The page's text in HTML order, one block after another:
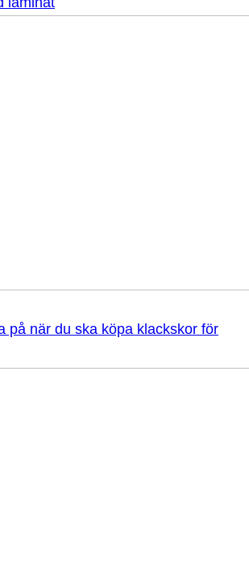
på när du ska köpa klackskor för